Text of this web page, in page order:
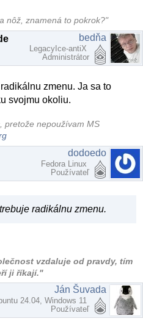
nôž, znamená to pokrok?"
bedňa
LegacyIce-antiX
Administrátor
zmenu. Ja sa to
svojmu okoliu.
pretože nepoužívam MS
dodoedo
Fedora Linux
Používateľ
radikálnu zmenu.
vzdaluje od pravdy, tím
ji říkají."
Ján Šuvada
24.04, Windows 11
Používateľ